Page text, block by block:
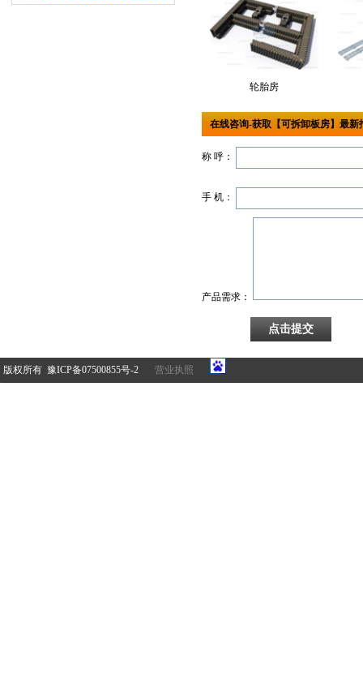
轮胎房
在线咨询-获取【可拆卸板房】最新
称 呼：
手 机：
产品需求：
版权所有 豫ICP备07500855号-2 营业执照